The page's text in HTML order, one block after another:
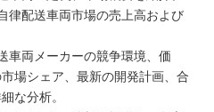
律配送車両市場の売上高および
車両メーカーの競争環境、価
場シェア、最新の開発計画、合
な分析。